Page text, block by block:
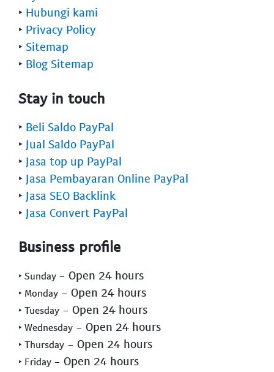
‣ Hubungi kami
‣ Privacy Policy
‣ Sitemap
‣ Blog Sitemap
Stay in touch
‣ Beli Saldo PayPal
‣ Jual Saldo PayPal
‣ Jasa top up PayPal
‣ Jasa Pembayaran Online PayPal
‣ Jasa SEO Backlink
‣ Jasa Convert PayPal
Business profile
‣ Sunday - Open 24 hours
‣ Monday - Open 24 hours
‣ Tuesday - Open 24 hours
‣ Wednesday - Open 24 hours
‣ Thursday - Open 24 hours
‣ Friday - Open 24 hours